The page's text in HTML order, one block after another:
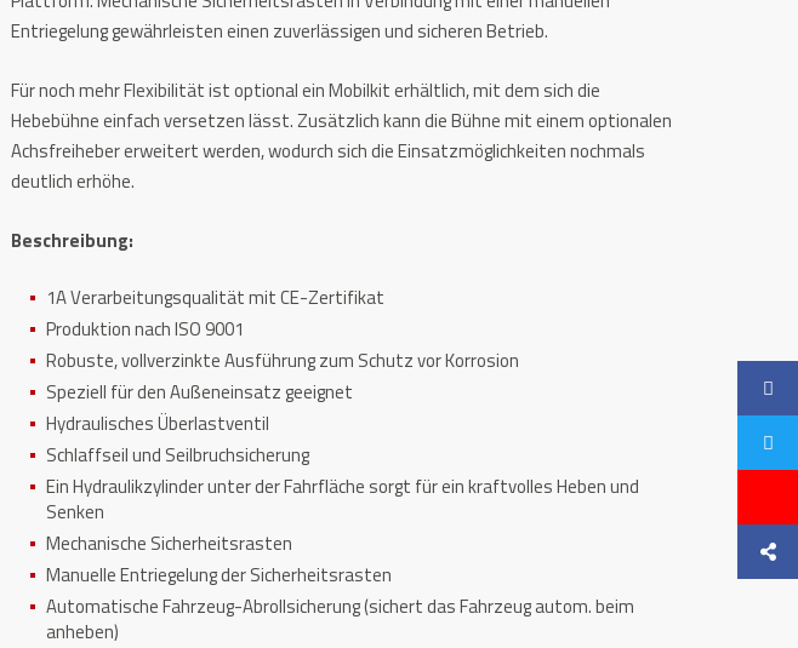
Entriegelung gewährleisten einen zuverlässigen und sicheren Betrieb.
Für noch mehr Flexibilität ist optional ein Mobilkit erhältlich, mit dem sich die
Hebebühne einfach versetzen lässt. Zusätzlich kann die Bühne mit einem optionalen
Achsfreiheber erweitert werden, wodurch sich die Einsatzmöglichkeiten nochmals
deutlich erhöhe.
Beschreibung:
1A Verarbeitungsqualität mit CE-Zertifikat
Produktion nach ISO 9001
Robuste, vollverzinkte Ausführung zum Schutz vor Korrosion
Speziell für den Außeneinsatz geeignet
Hydraulisches Überlastventil
Schlaffseil und Seilbruchsicherung
Ein Hydraulikzylinder unter der Fahrfläche sorgt für ein kraftvolles Heben und
Senken
Mechanische Sicherheitsrasten
Manuelle Entriegelung der Sicherheitsrasten
Automatische Fahrzeug-Abrollsicherung (sichert das Fahrzeug autom. beim
anheben)